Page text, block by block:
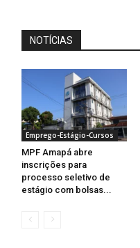
NOTÍCIAS
Emprego-Estágio-Cursos
MPF Amapá abre
inscrições para
processo seletivo de
estágio com bolsas...